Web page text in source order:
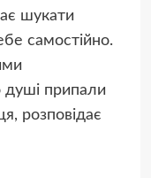
шукати
самостійно.
душі припали
розповідає